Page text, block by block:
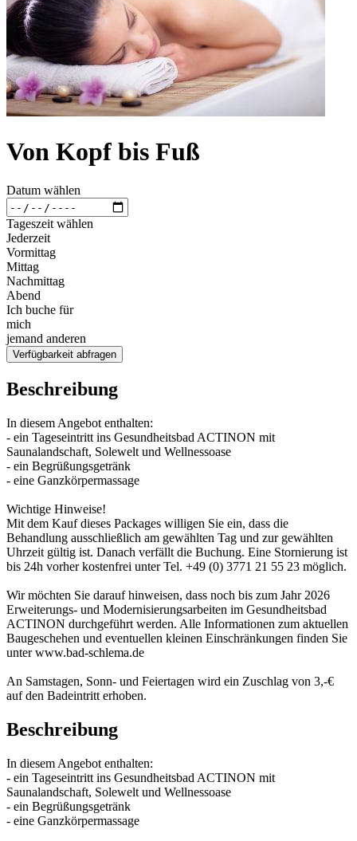
Von Kopf bis Fuß
Datum wählen
Tageszeit wählen
Jederzeit
Vormittag
Mittag
Nachmittag
Abend
Ich buche für
mich
jemand anderen
Verfügbarkeit abfragen
Beschreibung
In diesem Angebot enthalten:
- ein Tageseintritt ins Gesundheitsbad ACTINON mit
Saunalandschaft, Solewelt und Wellnessoase
- ein Begrüßungsgetränk
- eine Ganzkörpermassage
Wichtige Hinweise!
Mit dem Kauf dieses Packages willigen Sie ein, dass die
Behandlung ausschließlich am gewählten Tag und zur gewählten
Uhrzeit gültig ist. Danach verfällt die Buchung. Eine Stornierung ist
bis 24h vorher kostenfrei unter Tel. +49 (0) 3771 21 55 23 möglich.
Wir möchten Sie darauf hinweisen, dass noch bis zum Jahr 2026
Erweiterungs- und Modernisierungsarbeiten im Gesundheitsbad
ACTINON durchgeführt werden. Alle Informationen zum aktuellen
Baugeschehen und eventuellen kleinen Einschränkungen finden Sie
unter www.bad-schlema.de
An Samstagen, Sonn- und Feiertagen wird ein Zuschlag von 3,-€
auf den Badeintritt erhoben.
Beschreibung
In diesem Angebot enthalten:
- ein Tageseintritt ins Gesundheitsbad ACTINON mit
Saunalandschaft, Solewelt und Wellnessoase
- ein Begrüßungsgetränk
- eine Ganzkörpermassage